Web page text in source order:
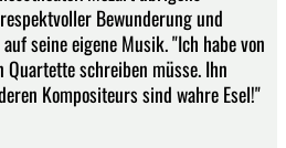
Bewunderung und
seine eigene Musik. "Ich habe von
schreiben müsse. Ihn
Kompositeurs sind wahre Esel!"